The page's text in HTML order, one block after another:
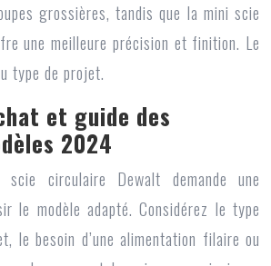
grossières, tandis que la mini scie
une meilleure précision et finition. Le
type de projet.
et guide des
2024
scie circulaire Dewalt demande une
le modèle adapté. Considérez le type
le besoin d’une alimentation filaire ou